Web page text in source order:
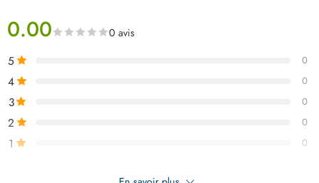
0.00 0 avis
5 0
4 0
3 0
2 0
1 0
Soyez le premier à donner votre avis sur “TOTAL porte Electrode